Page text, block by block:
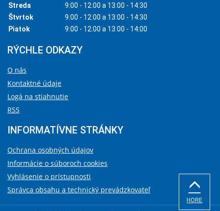
Streda
9:00 - 12:00 a 13:00 - 14:30
Štvrtok
9:00 - 12:00 a 13:00 - 14:30
Piatok
9:00 - 12:00 a 13:00 - 14:00
RÝCHLE ODKAZY
O nás
Kontaktné údaje
Logá na stiahnutie
RSS
INFORMATÍVNE STRÁNKY
Ochrana osobných údajov
Informácie o súboroch cookies
Vyhlásenie o prístupnosti
Správca obsahu a technický prevádzkovateľ
HORE